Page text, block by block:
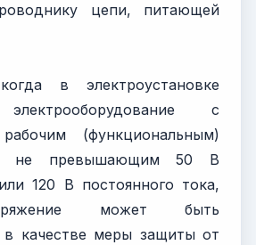
цепи, питающей
в электроустановке
с
(функциональным)
не превышающим 50 В
120 В постоянного тока,
может быть
в качестве меры защиты от